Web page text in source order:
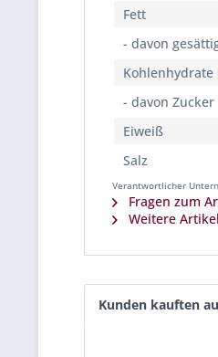
Fett
- davon
Kohlenhydrate
- davon Zucker
Eiweiß
Salz
Verantwortlicher
Fragen zum
Weitere
Kunden kauften